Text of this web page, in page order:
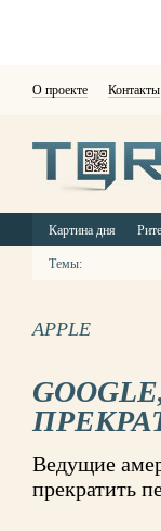
О проекте Контакты
Картина дня
Темы:
APPLE
Ведущие
прекратить